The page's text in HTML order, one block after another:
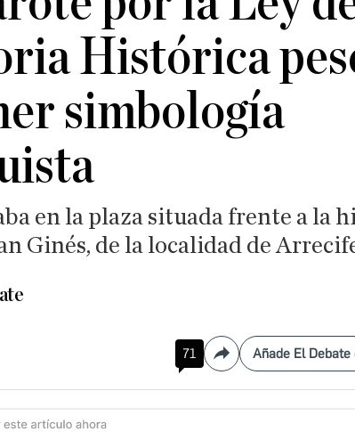
Histórica
simbología
en la plaza situada frente a la
Ginés, de la localidad de
71 CompartirAñade El Debate